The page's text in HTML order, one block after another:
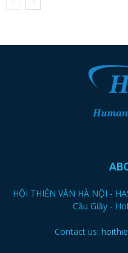
HỘI THIÊN VĂN HÀ NỘI -
Cầu Giầy -
Contact us: